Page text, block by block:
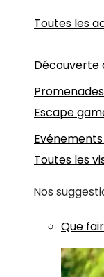
Toutes les
Découverte
Escape
Evénements
Toutes les
Nos
Que